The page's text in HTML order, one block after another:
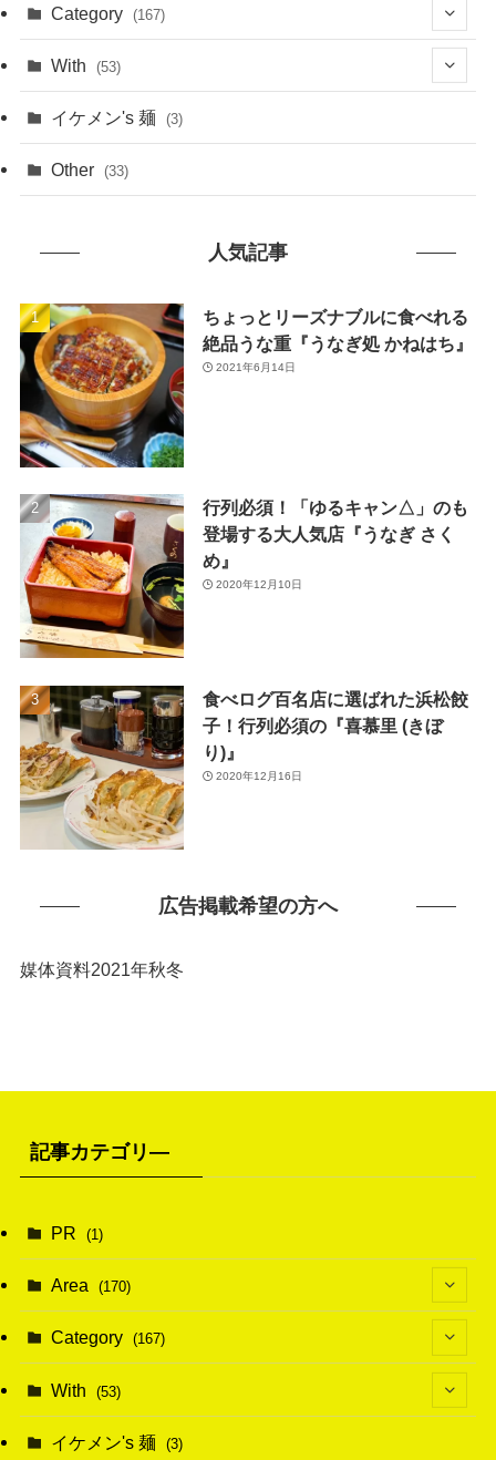
(1)
(38)
(1)
(3)
(26)
(1)
Category (167)
(114)
With (53)
(15)
(43)
(49)
イケメン's 麺 (3)
Other (33)
人気記事
ちょっとリーズナブルに食べれる
絶品うな重『うなぎ処 かねはち』
2021年6月14日
行列必須！「ゆるキャン△」のも
登場する大人気店『うなぎ さく
め』
2020年12月10日
食べログ百名店に選ばれた浜松餃
子！行列必須の『喜慕里 (きぼ
り)』
2020年12月16日
広告掲載希望の方へ
媒体資料2021年秋冬
記事カテゴリ―
PR (1)
Area (170)
(1)
Category (167)
(114)
With (53)
(15)
イケメン's 麺 (3)